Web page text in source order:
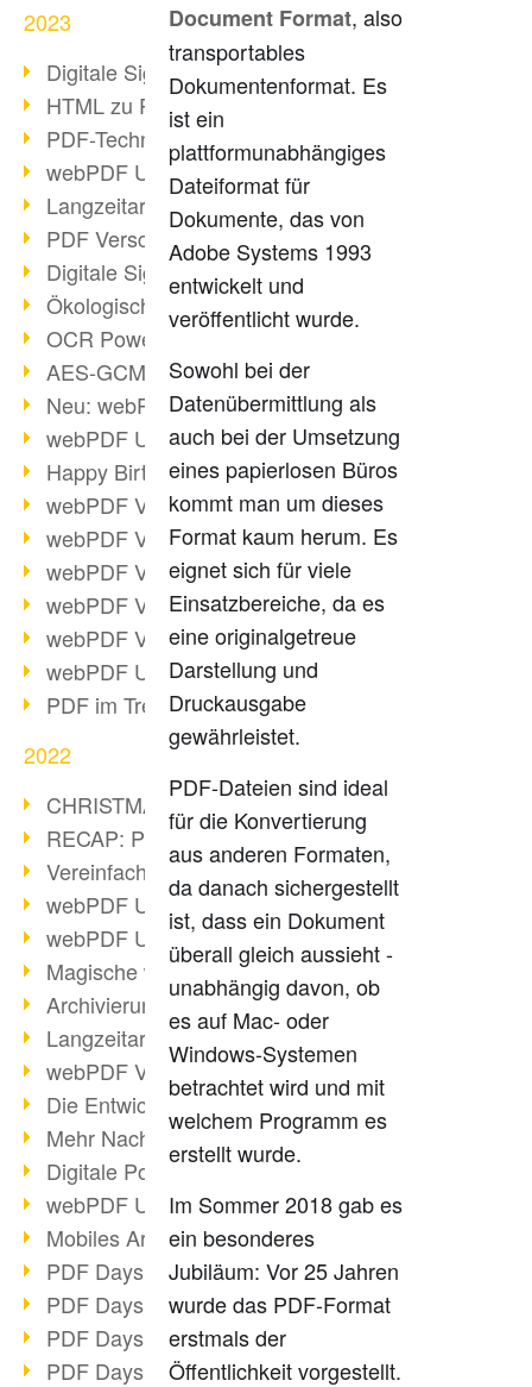
2023
Digitale Signatur in PDF
HTML zu PDF
PDF-Techniken für Barrierefreiheit
webPDF Update 9.0.0.3149
Langzeitarchivierung mit PDF/A
PDF Verschlüsselung
Digitale Signaturen
Ökologischen Abdruck reduzieren
OCR Power für Profis
AES-GCM-Unterstützung (PDF 2.0)
Neu: webPDF Developer Hub
webPDF Update 9.0.0.2898
Happy Birthday, PDF!
webPDF Video-Session 4
webPDF Video-Session 3
webPDF Video-Session 2
webPDF Video-Session 1
webPDF Video-Session Termine
webPDF Update 9.0.0.2843
PDF im Trend
2022
CHRISTMAS 2022 loading
RECAP: PDF Days Europe 2022
Vereinfachung Personalprozesse
webPDF Update 8.0.0.2727
webPDF Update 9.0.0.2732
Magische webPDF Version 9
Archivierung: Aufbewahrungsfristen
Langzeitarchivierung mit PDF/A
webPDF Video - Behind the Scenes
Die Entwicklung von PDF/X
Mehr Nachhaltigkeit durch PDF
Digitale Post als PDF/A
webPDF Update 8.0.0.2531
Mobiles Arbeiten mit PDF
PDF Days 2022 Themenblock 3
PDF Days 2022 Themenblock 2
PDF Days 2022 Themenblock 1
PDF Days Europe 2022
Document Format, also
transportables
Dokumentenformat. Es
ist ein
plattformunabhängiges
Dateiformat für
Dokumente, das von
Adobe Systems 1993
entwickelt und
veröffentlicht wurde.
Sowohl bei der
Datenübermittlung als
auch bei der Umsetzung
eines papierlosen Büros
kommt man um dieses
Format kaum herum. Es
eignet sich für viele
Einsatzbereiche, da es
eine originalgetreue
Darstellung und
Druckausgabe
gewährleistet.
PDF-Dateien sind ideal
für die Konvertierung
aus anderen Formaten,
da danach sichergestellt
ist, dass ein Dokument
überall gleich aussieht -
unabhängig davon, ob
es auf Mac- oder
Windows-Systemen
betrachtet wird und mit
welchem Programm es
erstellt wurde.
Im Sommer 2018 gab es
ein besonderes
Jubiläum: Vor 25 Jahren
wurde das PDF-Format
erstmals der
Öffentlichkeit vorgestellt.